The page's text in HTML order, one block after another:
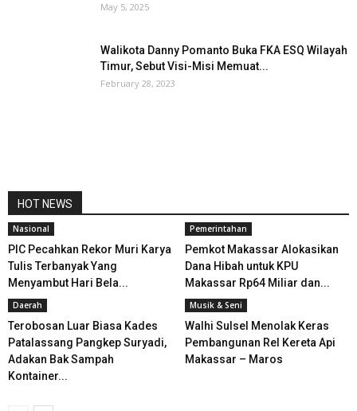
May 5, 2025
Walikota Danny Pomanto Buka FKA ESQ Wilayah
Timur, Sebut Visi-Misi Memuat...
February 28, 2023
HOT NEWS
Nasional
PIC Pecahkan Rekor Muri Karya
Tulis Terbanyak Yang
Menyambut Hari Bela...
Pemerintahan
Pemkot Makassar Alokasikan
Dana Hibah untuk KPU
Makassar Rp64 Miliar dan...
Daerah
Terobosan Luar Biasa Kades
Patalassang Pangkep Suryadi,
Adakan Bak Sampah
Kontainer...
Musik & Seni
Walhi Sulsel Menolak Keras
Pembangunan Rel Kereta Api
Makassar – Maros